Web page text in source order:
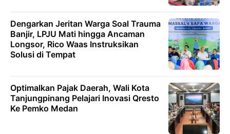
Dengarkan Jeritan Warga Soal Trauma
Banjir, LPJU Mati hingga Ancaman
Longsor, Rico Waas Instruksikan
Solusi di Tempat
Optimalkan Pajak Daerah, Wali Kota
Tanjungpinang Pelajari Inovasi Qresto
Ke Pemko Medan